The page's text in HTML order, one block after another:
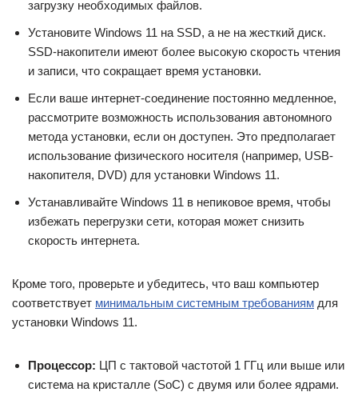
загрузку необходимых файлов.
Установите Windows 11 на SSD, а не на жесткий диск.
SSD-накопители имеют более высокую скорость чтения
и записи, что сокращает время установки.
Если ваше интернет-соединение постоянно медленное,
рассмотрите возможность использования автономного
метода установки, если он доступен. Это предполагает
использование физического носителя (например, USB-
накопителя, DVD) для установки Windows 11.
Устанавливайте Windows 11 в непиковое время, чтобы
избежать перегрузки сети, которая может снизить
скорость интернета.
Кроме того, проверьте и убедитесь, что ваш компьютер
соответствует минимальным системным требованиям для
установки Windows 11.
Процессор: ЦП с тактовой частотой 1 ГГц или выше или
система на кристалле (SoC) с двумя или более ядрами.